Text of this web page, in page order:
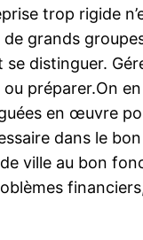
trop rigide
de grands
distinguer.
préparer.On
en œuvre
dans le
ville au bon